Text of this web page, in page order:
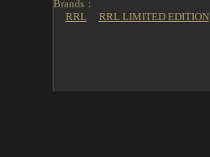
Brands：
RRL
RRL LIMITED EDITION